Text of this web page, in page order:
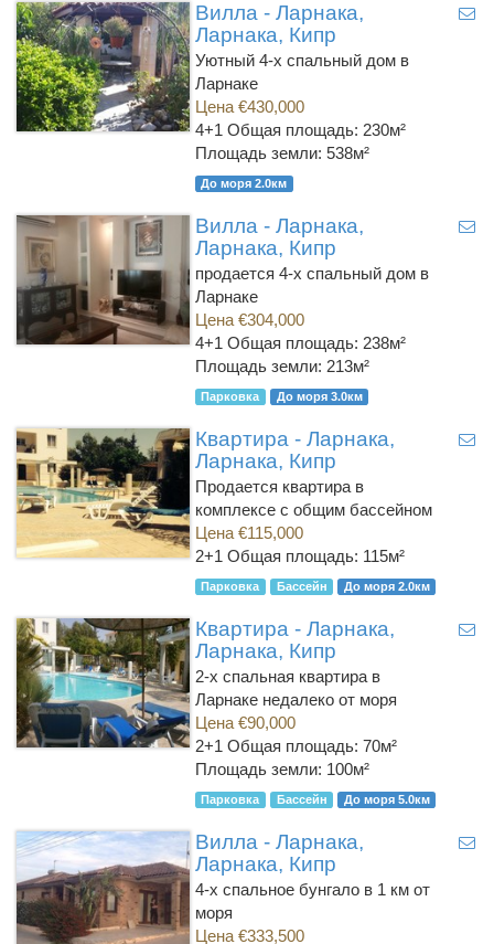
Вилла - Ларнака,
Ларнака, Кипр
Уютный 4-х спальный дом в
Ларнаке
Цена €430,000
4+1 Общая площадь: 230м²
Площадь земли: 538м²
До моря 2.0км
Вилла - Ларнака,
Ларнака, Кипр
продается 4-х спальный дом в
Ларнаке
Цена €304,000
4+1 Общая площадь: 238м²
Площадь земли: 213м²
Парковка До моря 3.0км
Квартира - Ларнака,
Ларнака, Кипр
Продается квартира в
комплексе с общим бассейном
Цена €115,000
2+1 Общая площадь: 115м²
Парковка Бассейн До моря 2.0км
Квартира - Ларнака,
Ларнака, Кипр
2-х спальная квартира в
Ларнаке недалеко от моря
Цена €90,000
2+1 Общая площадь: 70м²
Площадь земли: 100м²
Парковка Бассейн До моря 5.0км
Вилла - Ларнака,
Ларнака, Кипр
4-х спальное бунгало в 1 км от
моря
Цена €333,500